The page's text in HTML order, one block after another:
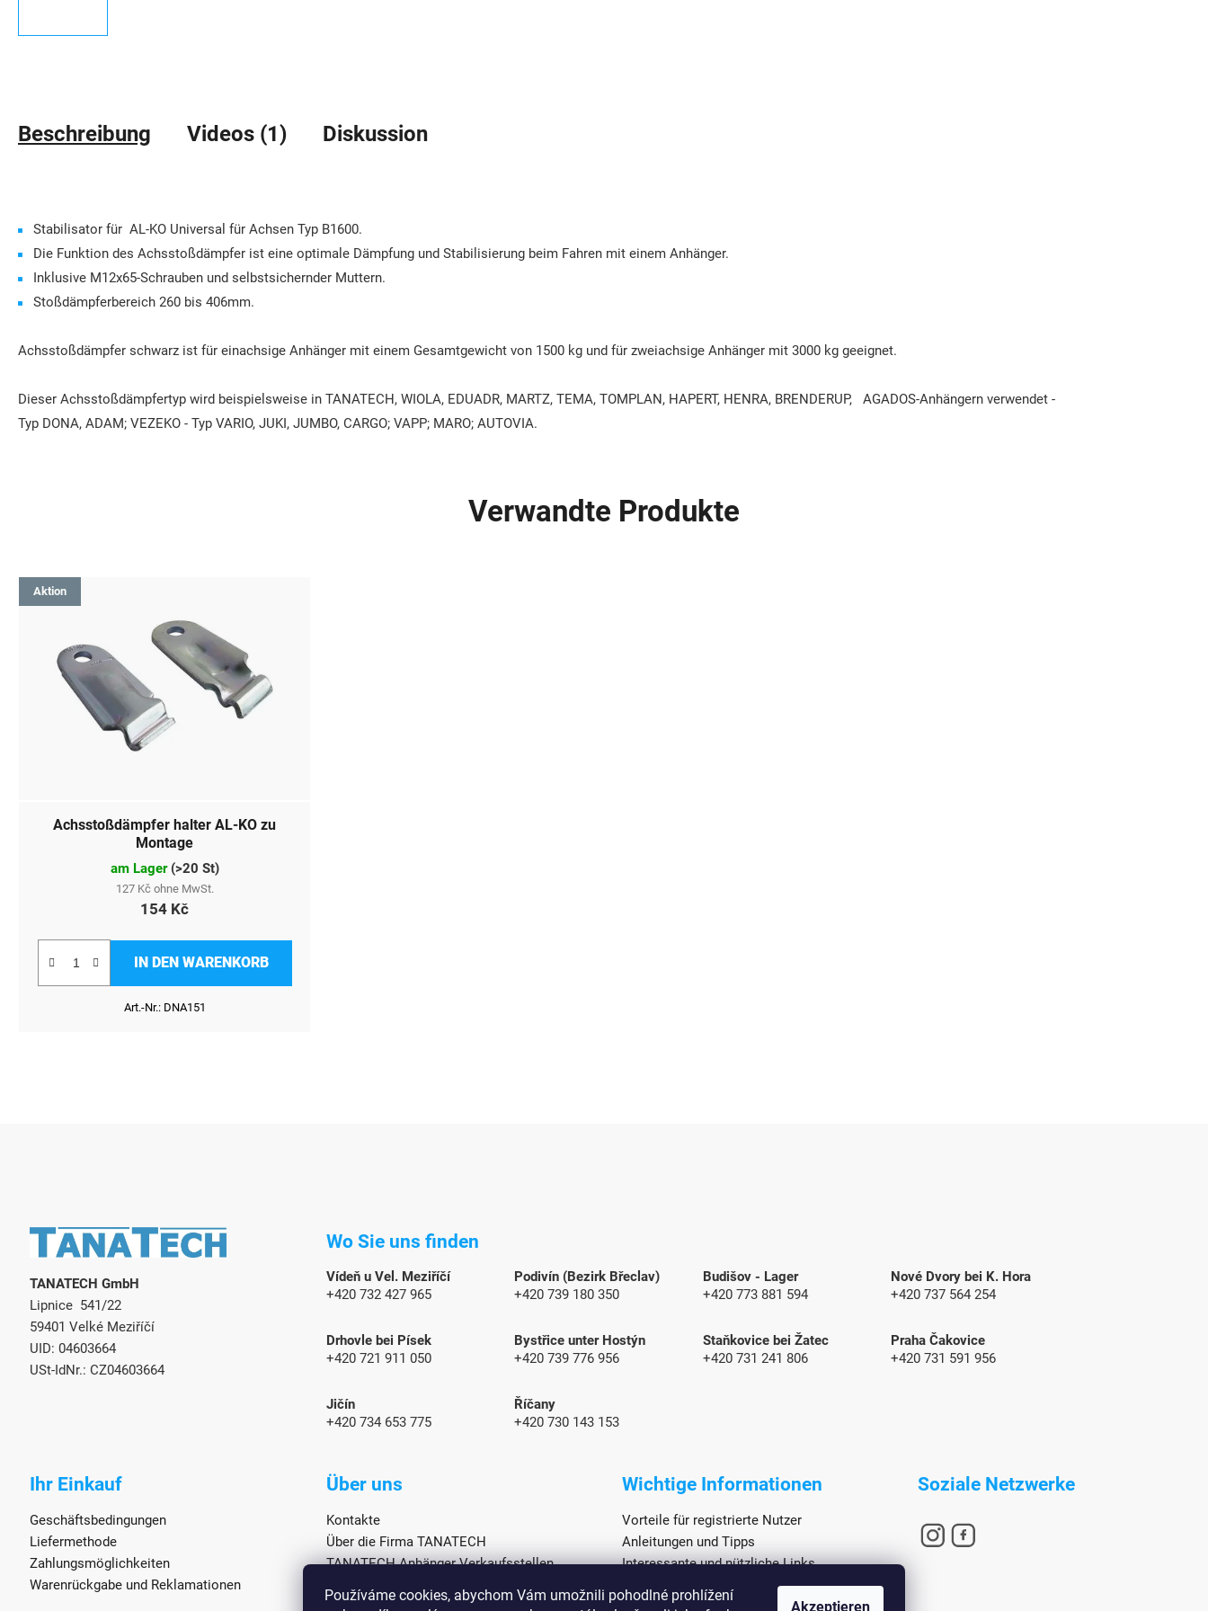
Používáme cookies, abychom Vám umožnili pohodlné prohlížení
Akzeptieren
Beschreibung Videos (1) Diskussion
Stabilisator für AL-KO Universal für Achsen Typ B1600.
Die Funktion des Achsstoßdämpfer ist eine optimale Dämpfung und Stabilisierung beim Fahren mit einem Anhänger.
Inklusive M12x65-Schrauben und selbstsichernder Muttern.
Stoßdämpferbereich 260 bis 406mm.
Achsstoßdämpfer schwarz ist für einachsige Anhänger mit einem Gesamtgewicht von 1500 kg und für zweiachsige Anhänger mit 3000 kg geeignet.
Dieser Achsstoßdämpfertyp wird beispielsweise in TANATECH, WIOLA, EDUADR, MARTZ, TEMA, TOMPLAN, HAPERT, HENRA, BRENDERUP,
AGADOS-Anhängern verwendet -
Typ DONA, ADAM; VEZEKO - Typ VARIO, JUKI, JUMBO, CARGO; VAPP; MARO; AUTOVIA.
Verwandte Produkte
Aktion
Achsstoßdämpfer halter AL-KO zu
Montage
am Lager (>20 St)
127 Kč ohne MwSt.
154 Kč
IN DEN WARENKORB
Art.-Nr.: DNA151
TANATECH GmbH
Lipnice 541/22
59401 Velké Meziříčí
UID: 04603664
USt-IdNr.: CZ04603664
Wo Sie uns finden
Vídeň u Vel. Meziříčí
+420 732 427 965
Podivín (Bezirk Břeclav)
+420 739 180 350
Budišov - Lager
+420 773 881 594
Nové Dvory bei K. Hora
+420 737 564 254
Drhovle bei Písek
+420 721 911 050
Bystřice unter Hostýn
+420 739 776 956
Staňkovice bei Žatec
+420 731 241 806
Praha Čakovice
+420 731 591 956
Jičín
+420 734 653 775
Říčany
+420 730 143 153
Ihr Einkauf
Geschäftsbedingungen
Liefermethode
Zahlungsmöglichkeiten
Warenrückgabe und Reklamationen
Über uns
Kontakte
Über die Firma TANATECH
TANATECH Anhänger Verkaufsstellen
Anhängerservice
Wichtige Informationen
Vorteile für registrierte Nutzer
Anleitungen und Tipps
Interessante und nützliche Links
Soziale Netzwerke